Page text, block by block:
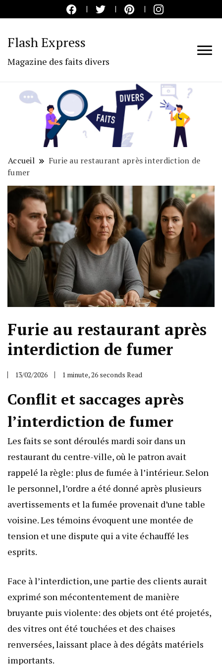
Flash Express
Magazine des faits divers
Accueil
Furie au restaurant après interdiction de
fumer
Furie au restaurant après
interdiction de fumer
13/02/2026 1 minute, 26 seconds Read
Conflit et saccages après
l’interdiction de fumer
Les faits se sont déroulés mardi soir dans un
restaurant du centre-ville, où le patron avait
rappelé la règle: plus de fumée à l’intérieur. Selon
le personnel, l’ordre a été donné après plusieurs
avertissements et la fumée provenait d’une table
voisine. Les témoins évoquent une montée de
tension et une dispute qui a vite échauffé les
esprits.
Face à l’interdiction, une partie des clients aurait
exprimé son mécontentement de manière
bruyante puis violente: des objets ont été projetés,
des vitres ont été touchées et des chaises
renversées, laissant place à des dégâts matériels
importants.